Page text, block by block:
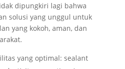
dipungkiri lagi bahwa
solusi yang unggul untuk
yang kokoh, aman, dan
yang optimal: sealant